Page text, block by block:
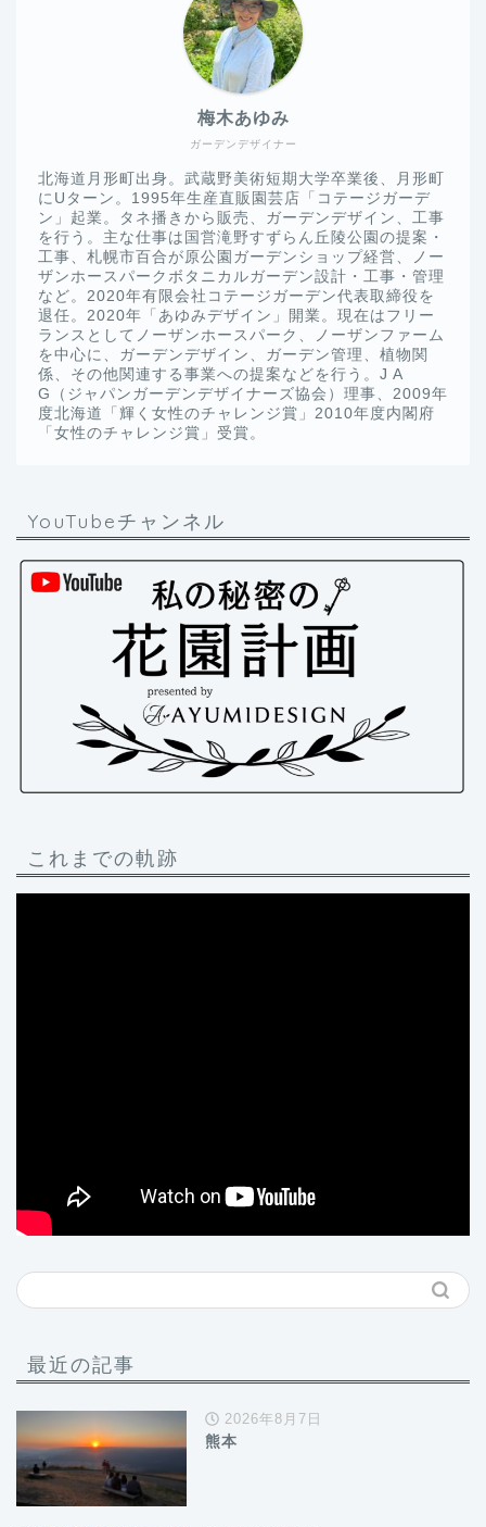
ガーデンデザイナー
梅木あゆみ
北海道月形町出身。武蔵野美術短期大学卒業後、月形町
にUターン。1995年生産直販園芸店「コテージガーデ
ン」起業。タネ播きから販売、ガーデンデザイン、工事
を行う。主な仕事は国営滝野すずらん丘陵公園の提案・
工事、札幌市百合が原公園ガーデンショップ経営、ノー
ザンホースパークボタニカルガーデン設計・工事・管理
など。2020年有限会社コテージガーデン代表取締役を
退任。2020年「あゆみデザイン」開業。現在はフリー
ランスとしてノーザンホースパーク、ノーザンファーム
を中心に、ガーデンデザイン、ガーデン管理、植物関
係、その他関連する事業への提案などを行う。J A
G（ジャパンガーデンデザイナーズ協会）理事、2009年
度北海道「輝く女性のチャレンジ賞」2010年度内閣府
「女性のチャレンジ賞」受賞。
YouTubeチャンネル
これまでの軌跡
最近の記事
2026年8月7日
熊本